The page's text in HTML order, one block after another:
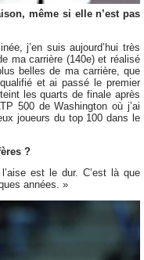
même si elle n’est pas
j’en suis aujourd’hui très
ma carrière (140e) et réalisé
belles de ma carrière, que
et ai passé le premier
les quarts de finale après
500 de Washington où j’ai
joueurs du top 100 dans le
?
est le dur. C’est là que
années. »